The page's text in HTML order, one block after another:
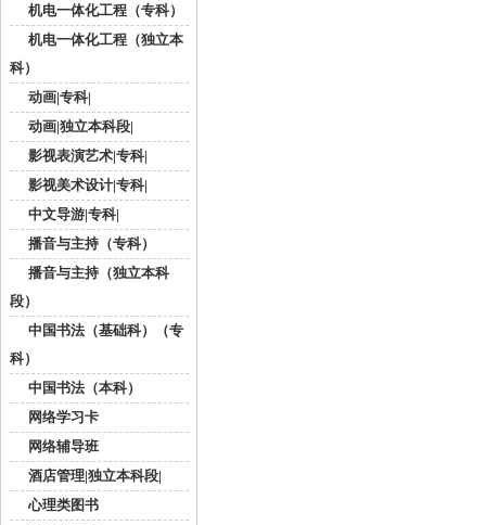
机电一体化工程（专科）
机电一体化工程（独立本
科）
动画|专科|
动画|独立本科段|
影视表演艺术|专科|
影视美术设计|专科|
中文导游|专科|
播音与主持（专科）
播音与主持（独立本科
段）
中国书法（基础科）（专
科）
中国书法（本科）
网络学习卡
网络辅导班
酒店管理|独立本科段|
心理类图书